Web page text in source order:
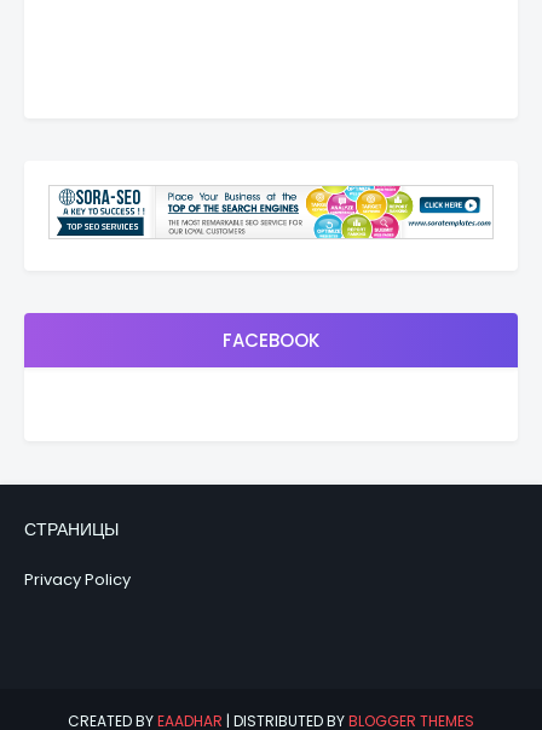
FACEBOOK
СТРАНИЦЫ
Privacy Policy
CREATED BYEAADHAR | DISTRIBUTED BYBLOGGER THEMES